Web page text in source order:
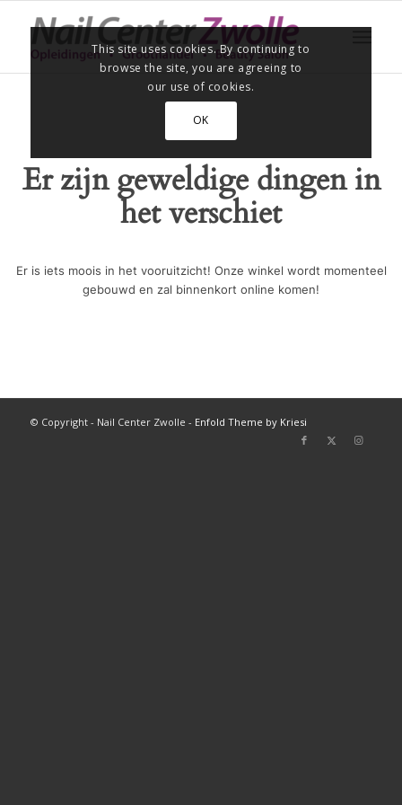
Er zijn geweldige dingen in
het verschiet
Er is iets moois in het vooruitzicht! Onze winkel wordt momenteel
gebouwd en zal binnenkort online komen!
© Copyright - Nail Center Zwolle - Enfold Theme by Kriesi
This site uses cookies. By continuing to
browse the site, you are agreeing to
our use of cookies.
OK